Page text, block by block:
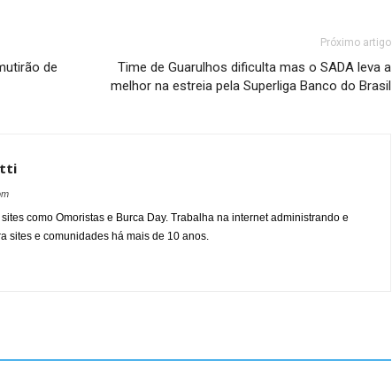
de
Próximo artigo
Time de Guarulhos dificulta mas o SADA leva a
melhor na estreia pela Superliga Banco do Brasil
como Omoristas e Burca Day. Trabalha na internet administrando e
sites e comunidades há mais de 10 anos.